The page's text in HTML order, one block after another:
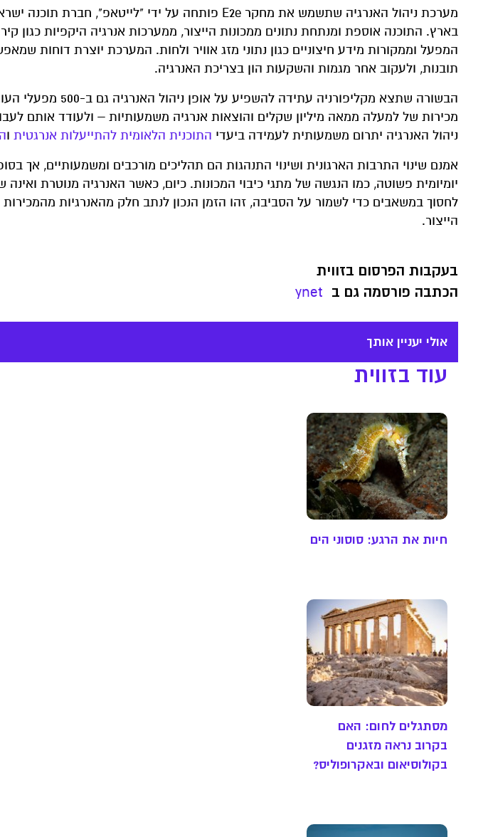
בארץ. התוכנה אוספת ומנתחת נתונים ממכונות הייצור, ממערכות אנרגיה היקפיות כגון
המפעל וממקורות מידע חיצוניים כגון נתוני מזג אוויר ולחות. המערכת יוצרת דוחות
תובנות, ולעקוב אחר מגמות והשקעות הון בצריכת האנרגיה.
הבשורה שתצא מקליפורניה
מכירות של למעלה ממאה מיליון שקלים והוצאות אנרגיה משמעותיות – ולעודד אותם
ניהול האנרגיה יתרום משמעותית לעמידה ביעדי התוכנית הלאומית להתייעלות אנרגטית ו
אמנם שינוי התרבות הארגונית ושינוי התנהגות הם תהליכים מורכבים ומשמעותיים, אך
יומיומית פשוטה, כמו הנגשה של מתגי כיבוי המכונות. כיום, כאשר האנרגיה מנוטרת ואינה
לחסוך במשאבים כדי לשמור על הסביבה, זהו הזמן הנכון לנתב חלק מהאנרגיות מהמכירות
הייצור.
בעקבות הפרסום בזווית
הכתבה פורסמה גם ב ynet
אולי יעניין אותך
עוד בזווית
חיות את הרגע: סוסוני הים
מסתגלים לחום: האם
בקרוב נראה מזגנים
בקולוסיאום ובאקרופוליס?